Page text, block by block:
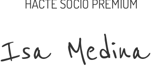
HACTE SOCIO PREMIUM
Isa Medina